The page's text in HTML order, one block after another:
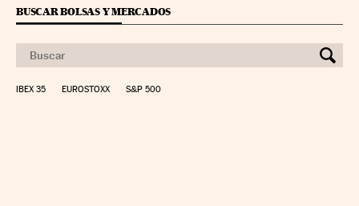
BUSCAR BOLSAS Y MERCADOS
IBEX 35 EUROSTOXX S&P 500